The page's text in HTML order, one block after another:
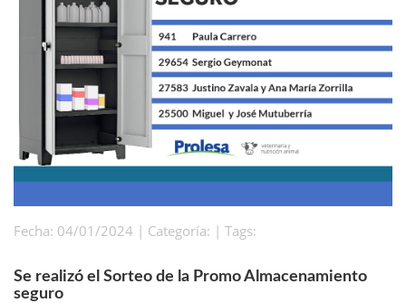
Fecha: 04/01/2024 | Categoría: | Tags:
Se realizó el Sorteo de la Promo Almacenamiento
seguro